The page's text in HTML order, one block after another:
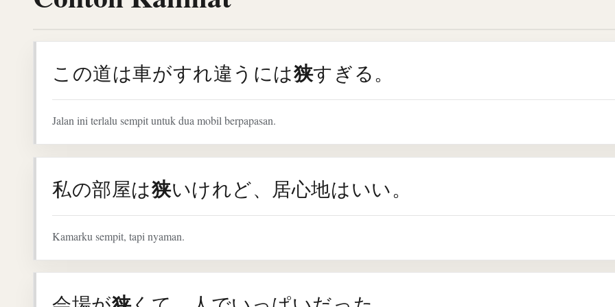
この道は車がすれ違うには狭すぎる。
Jalan ini terlalu sempit untuk dua mobil berpapasan.
私の部屋は狭いけれど、居心地はいい。
Kamarku sempit, tapi nyaman.